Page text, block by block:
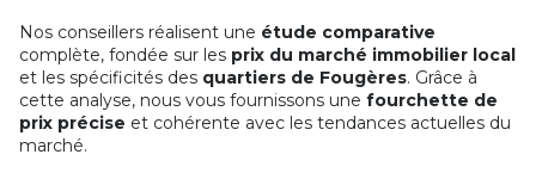
Nos conseillers réalisent une étude comparative
complète, fondée sur les prix du marché immobilier local
et les spécificités des quartiers de Fougères. Grâce à
cette analyse, nous vous fournissons une fourchette de
prix précise et cohérente avec les tendances actuelles du
marché.